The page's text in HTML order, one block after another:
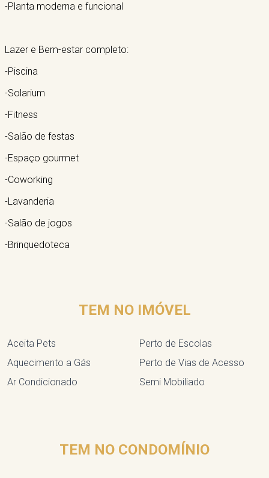
-Planta moderna e funcional
Lazer e Bem-estar completo:
-Piscina
-Solarium
-Fitness
-Salão de festas
-Espaço gourmet
-Coworking
-Lavanderia
-Salão de jogos
-Brinquedoteca
TEM NO IMÓVEL
Aceita Pets
Aquecimento a Gás
Ar Condicionado
Perto de Escolas
Perto de Vias de Acesso
Semi Mobiliado
TEM NO CONDOMÍNIO